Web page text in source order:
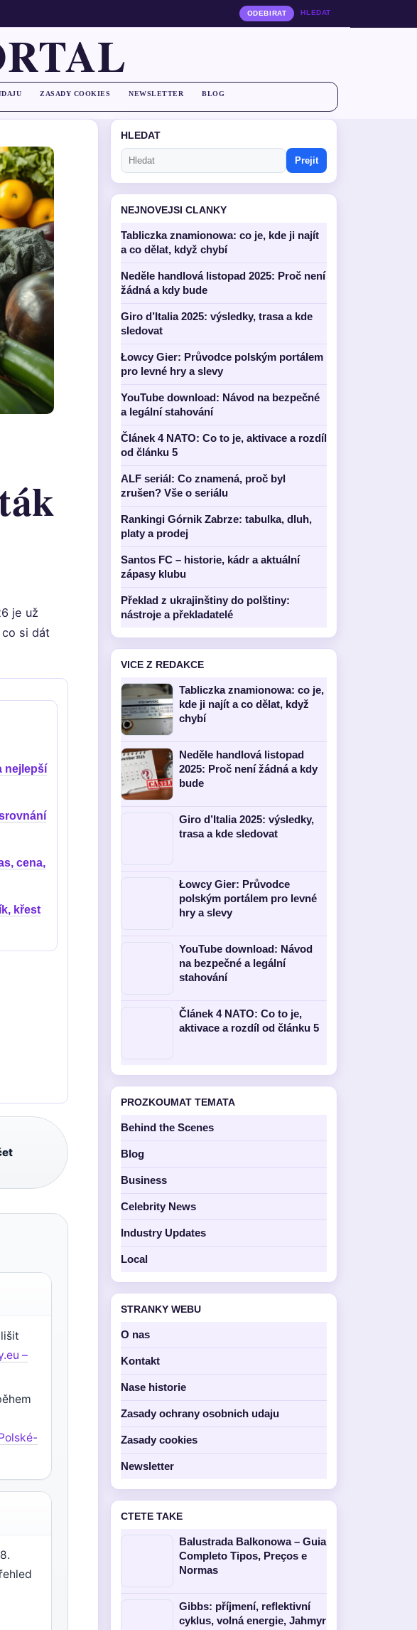
ODEBIRAT HLEDAT
ZASADY COOKIES NEWSLETTER BLOG
je už
si dát
nejlepší
cena,
křest
–
HLEDAT
Prejit
NEJNOVEJSI CLANKY
Tabliczka znamionowa: co je, kde ji najít
a co dělat, když chybí
Neděle handlová listopad 2025: Proč není
žádná a kdy bude
Giro d’Italia 2025: výsledky, trasa a kde
sledovat
Łowcy Gier: Průvodce polským portálem
pro levné hry a slevy
YouTube download: Návod na bezpečné
a legální stahování
Článek 4 NATO: Co to je, aktivace a rozdíl
od článku 5
ALF seriál: Co znamená, proč byl
zrušen? Vše o seriálu
Rankingi Górnik Zabrze: tabulka, dluh,
platy a prodej
Santos FC – historie, kádr a aktuální
zápasy klubu
Překlad z ukrajinštiny do polštiny:
nástroje a překladatelé
VICE Z REDAKCE
Tabliczka znamionowa: co je,
kde ji najít a co dělat, když
chybí
Neděle handlová listopad
2025: Proč není žádná a kdy
bude
Giro d’Italia 2025: výsledky,
trasa a kde sledovat
Łowcy Gier: Průvodce
polským portálem pro levné
hry a slevy
YouTube download: Návod
na bezpečné a legální
stahování
Článek 4 NATO: Co to je,
aktivace a rozdíl od článku 5
PROZKOUMAT TEMATA
Behind the Scenes
Blog
Business
Celebrity News
Industry Updates
Local
STRANKY WEBU
O nas
Kontakt
Nase historie
Zasady ochrany osobnich udaju
Zasady cookies
Newsletter
CTETE TAKE
Balustrada Balkonowa – Guia
Completo Tipos, Preços e
Normas
Gibbs: příjmení, reflektivní
cyklus, volná energie, Jahmyr